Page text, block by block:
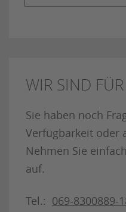
WIR SIND
Sie haben noch
Verfügbarkeit oder
Nehmen Sie
auf.
Tel.: 069-8300889-